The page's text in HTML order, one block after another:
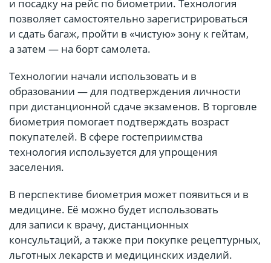
и посадку на рейс по биометрии. Технология
позволяет самостоятельно зарегистрироваться
и сдать багаж, пройти в «чистую» зону к гейтам,
а затем — на борт самолета.
Технологии начали использовать и в
образовании — для подтверждения личности
при дистанционной сдаче экзаменов. В торговле
биометрия помогает подтверждать возраст
покупателей. В сфере гостеприимства
технология используется для упрощения
заселения.
В перспективе биометрия может появиться и в
медицине. Её можно будет использовать
для записи к врачу, дистанционных
консультаций, а также при покупке рецептурных,
льготных лекарств и медицинских изделий.